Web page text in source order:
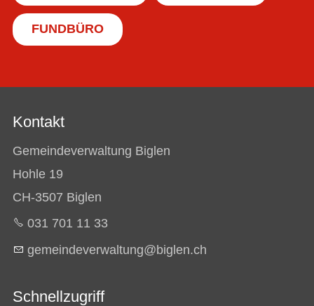
FUNDBÜRO
Kontakt
Gemeindeverwaltung Biglen
Hohle 19
CH-3507 Biglen
031 701 11 33
g m nd v rw lt ng b gl n ch
Schnellzugriff